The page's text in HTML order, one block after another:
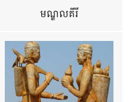
មណ្ឌលគីរី